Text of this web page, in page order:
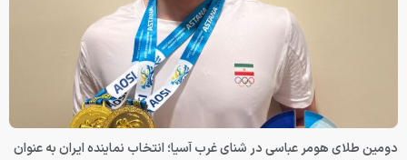
دومین طلای هومر عباسی در شنای غرب آسیا؛ انتخاب نماینده ایران به عنوان